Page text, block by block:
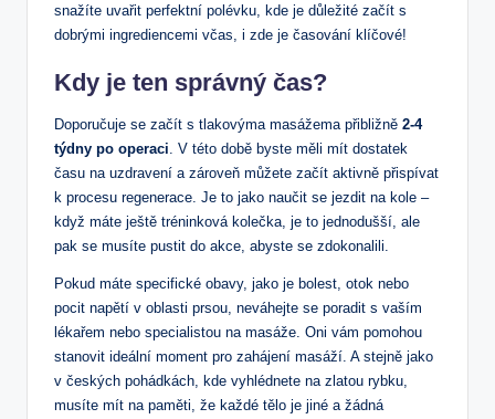
snažíte uvařit perfektní polévku, kde je důležité začít s
dobrými ingrediencemi včas, i zde je časování klíčové!
Kdy je ten správný čas?
Doporučuje se začít s tlakovýma masážema přibližně 2-4
týdny po operaci . V této době byste měli mít dostatek
času na uzdravení a zároveň můžete začít aktivně přispívat
k procesu regenerace. Je to jako naučit se jezdit na kole –
když máte ještě tréninková kolečka, je to jednodušší, ale
pak se musíte pustit do akce, abyste se zdokonalili.
Pokud máte specifické obavy, jako je bolest, otok nebo
pocit napětí v oblasti prsou, neváhejte se poradit s vaším
lékařem nebo specialistou na masáže. Oni vám pomohou
stanovit ideální moment pro zahájení masáží. A stejně jako
v českých pohádkách, kde vyhlédnete na zlatou rybku,
musíte mít na paměti, že každé tělo je jiné a žádná